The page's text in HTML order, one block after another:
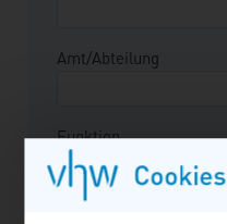
Cookies
informieren wie zur
Amt/Abteilung
Funktion